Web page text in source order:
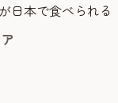
。